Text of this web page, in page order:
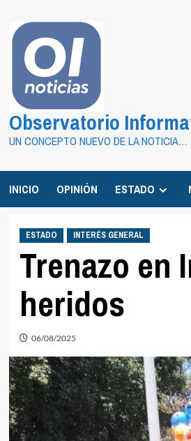
contenido
Observatorio
UN CONCEPTO NUEVO DE LA NOTICIA…
INICIO OPINIÓN ESTADO
ESTADO INTERÉS GENERAL
Trenazo en
heridos
06/08/2025